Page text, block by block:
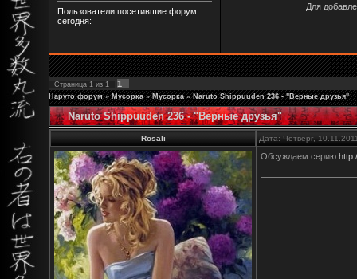
Пользователи посетившие форум
сегодня:
Для
Страница 1 из 1 1
Наруто форум » Мусорка » Мусорка » Naruto Shippuuden 236 - "Верные друзья"
Naruto Shippuuden 236 - "Верные друзья"
Rosali Дата: Четверг,
Обсуждаем серию